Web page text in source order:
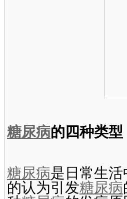
糖尿病的四种类型
糖尿病是日常生
的认为引发糖尿病